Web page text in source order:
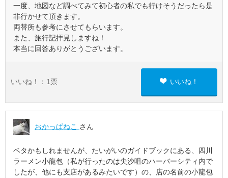
一度、地図など調べてみて初心者の私でも行けそうだったら是
非行かせて頂きます。
両替所も参考にさせてもらいます。
また、旅行記拝見しますね！
本当に回答ありがとうございます。
いいね！： 1 票 いいね！
おかっぱねこ さん
ベタかもしれませんが、たいがいのガイドブックにある、四川
ラーメン小龍包（私が行ったのは尖沙咀のハーバーシティ内で
したが、他にも支店があるみたいです）の、店の名前の小龍包